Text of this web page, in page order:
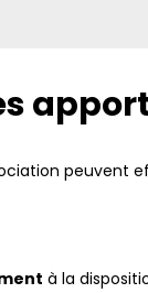
peuvent
à la